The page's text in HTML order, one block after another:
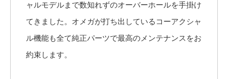
ャルモデルまで数知れずのオーバーホールを手掛け
てきました。オメガが打ち出しているコーアクシャ
ル機能も全て純正パーツで最高のメンテナンスをお
約束します。